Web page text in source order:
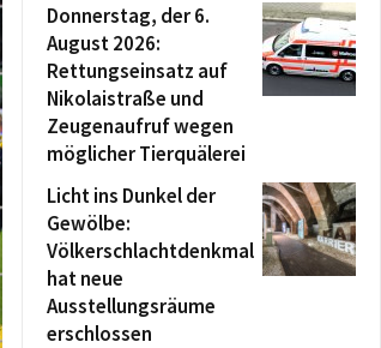
Donnerstag, der 6.
August 2026:
Rettungseinsatz auf
Nikolaistraße und
Zeugenaufruf wegen
möglicher Tierquälerei
Licht ins Dunkel der
Gewölbe:
Völkerschlachtdenkmal
hat neue
Ausstellungsräume
erschlossen